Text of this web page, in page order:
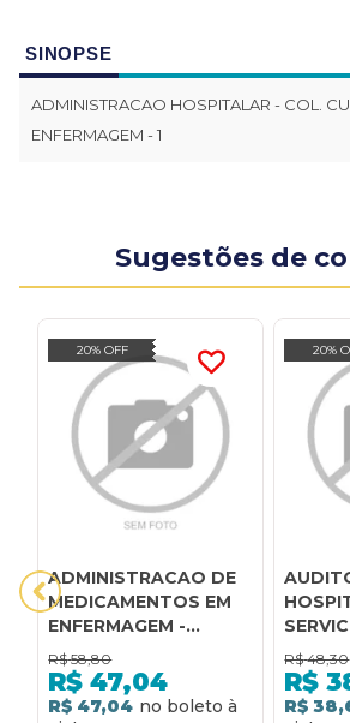
SINOPSE
ADMINISTRACAO HOSPITALAR - COL.
ENFERMAGEM - 1
Sugestões de
20% OFF
ADMINISTRACAO DE
MEDICAMENTOS EM
ENFERMAGEM -
CURSO DE
ENFERMAGEM - 1
R$ 58,80
R$ 47,04
R$ 47,04
20%
R$ 48,30
R$
R$